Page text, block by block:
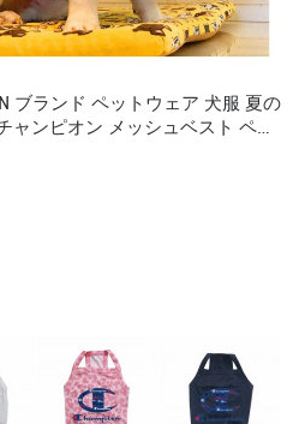
ブランド ペットウェア 犬服 夏の
ャンピオン メッシュベスト ペッ
プ 無袖 猫服 超かわいい 小中型